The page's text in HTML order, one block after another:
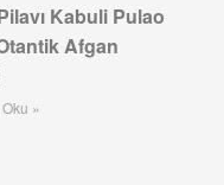
Kabuli Pulao
Afgan
Oku »